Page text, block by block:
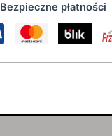
Bezpieczne płatności